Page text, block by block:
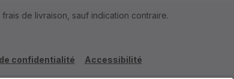
de livraison, sauf indication contraire.
confidentialité Accessibilité